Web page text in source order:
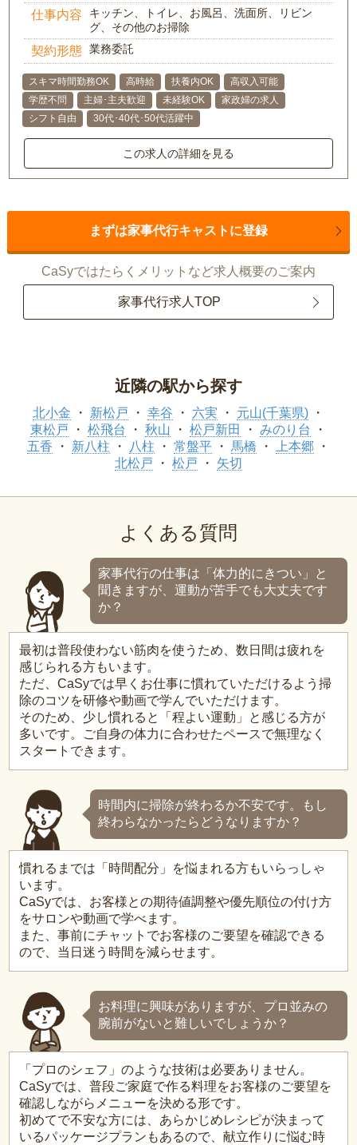
仕事内容
キッチン、トイレ、お風呂、洗面所、リビン
グ、その他のお掃除
契約形態 業務委託
スキマ時間勤務OK 高時給 扶養内OK
高収入可能
学歴不問
主婦･主夫歓迎 未経験OK
家政婦の求人
シフト自由
30代･40代･50代活躍中
この求人の詳細を見る
まずは家事代行キャストに登録
CaSyではたらくメリットなど求人概要のご案内
家事代行求人TOP
近隣の駅から探す
北小金 新松戸 幸谷 六実
元山(千葉県)
東松戸
松飛台 秋山 松戸新田
みのり台
五香
新八柱 八柱 常盤平 馬橋
上本郷
北松戸
松戸 矢切
よくある質問
家事代行の仕事は「体力的にきつい」と
聞きますが、運動が苦手でも大丈夫です
か？
最初は普段使わない筋肉を使うため、数日間は疲れを
感じられる方もいます。
ただ、CaSyでは早くお仕事に慣れていただけるよう掃
除のコツを研修や動画で学んでいただけます。
そのため、少し慣れると「程よい運動」と感じる方が
多いです。ご自身の体力に合わせたペースで無理なく
スタートできます。
時間内に掃除が終わるか不安です。もし
終わらなかったらどうなりますか？
慣れるまでは「時間配分」を悩まれる方もいらっしゃ
います。
CaSyでは、お客様との期待値調整や優先順位の付け方
をサロンや動画で学べます。
また、事前にチャットでお客様のご要望を確認できる
ので、当日迷う時間を減らせます。
お料理に興味がありますが、プロ並みの
腕前がないと難しいでしょうか？
「プロのシェフ」のような技術は必要ありません。
CaSyでは、普段ご家庭で作る料理をお客様のご要望を
確認しながらメニューを決める形です。
初めてで不安な方には、あらかじめレシピが決まって
いるパッケージプランもあるので、献立作りに悩む時